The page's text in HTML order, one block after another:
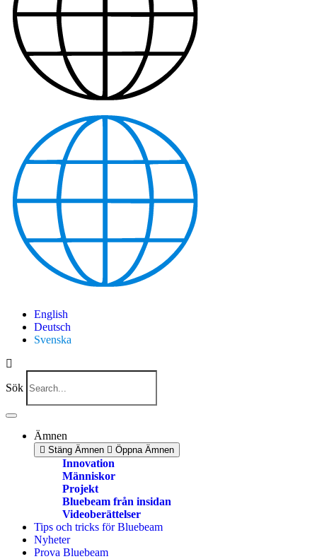
English
Deutsch
Svenska
Sök
Ämnen
Stäng Ämnen Öppna Ämnen
Innovation
Människor
Projekt
Bluebeam från insidan
Videoberättelser
Tips och tricks för Bluebeam
Nyheter
Prova Bluebeam